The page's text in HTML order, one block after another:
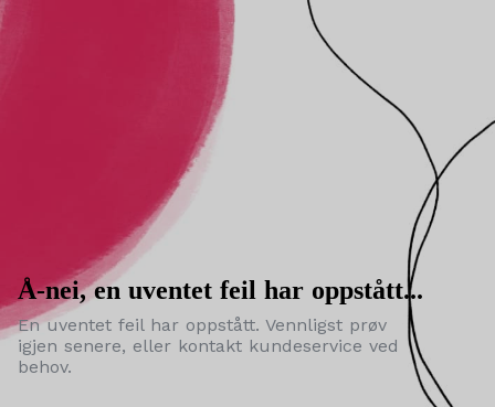
Å-nei, en uventet feil har oppstått...
En uventet feil har oppstått. Vennligst prøv
igjen senere, eller kontakt kundeservice ved
behov.